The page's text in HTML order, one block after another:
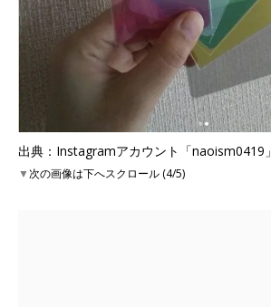
出典：Instagramアカウント「naoism0419」
▼次の画像は下へスクロール (4/5)